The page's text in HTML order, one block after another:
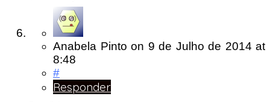
Anabela Pinto on 9 de Julho de 2014 at
8:48
#
Responder